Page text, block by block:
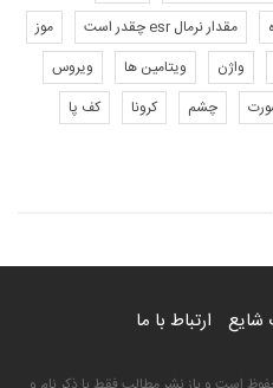
مقدار نرمال esr چقدر است
موز
واژن ویتامین ها
ویروس
چشم کرونا
کف پا
شایع ارتباط با ما